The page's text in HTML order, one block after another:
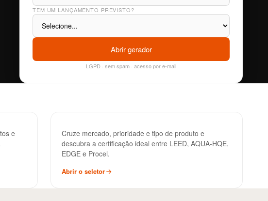
TEM UM LANÇAMENTO PREVISTO?
Abrir gerador
LGPD · sem spam · acesso por e-mail
e
Seletor de Certificação
Sustentável
Cruze mercado, prioridade e tipo de produto e
descubra a certificação ideal entre LEED, AQUA-HQE,
EDGE e Procel.
Abrir o seletor